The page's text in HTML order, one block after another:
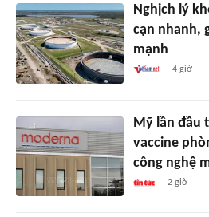
Nghịch lý
cạn nhanh,
mạnh
4 giờ
Mỹ lần đầu
vaccine
công nghệ
2 giờ